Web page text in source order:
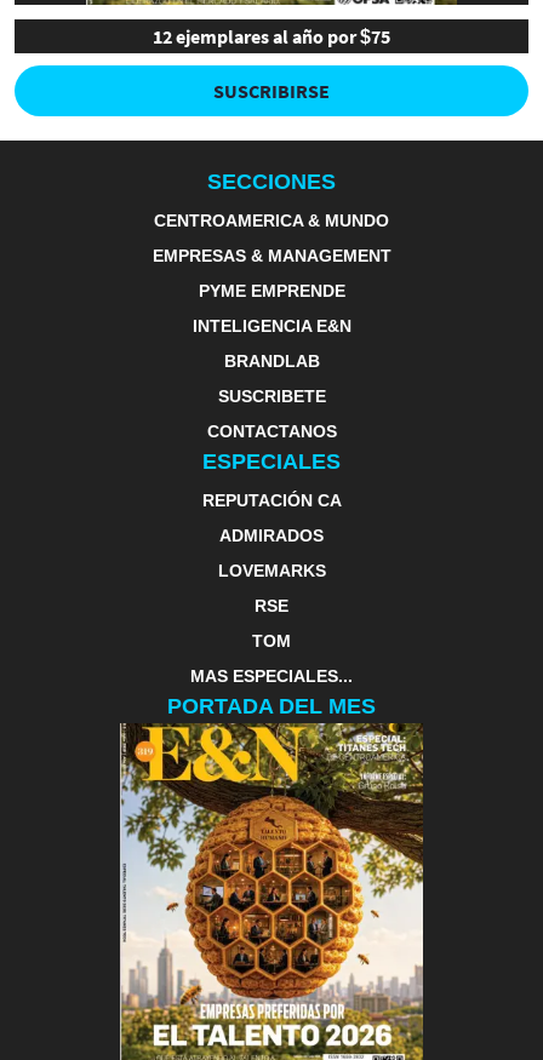
12 ejemplares al año por $75
SUSCRIBIRSE
SECCIONES
CENTROAMERICA & MUNDO
EMPRESAS & MANAGEMENT
PYME EMPRENDE
INTELIGENCIA E&N
BRANDLAB
SUSCRIBETE
CONTACTANOS
ESPECIALES
REPUTACIÓN CA
ADMIRADOS
LOVEMARKS
RSE
TOM
MAS ESPECIALES...
PORTADA DEL MES